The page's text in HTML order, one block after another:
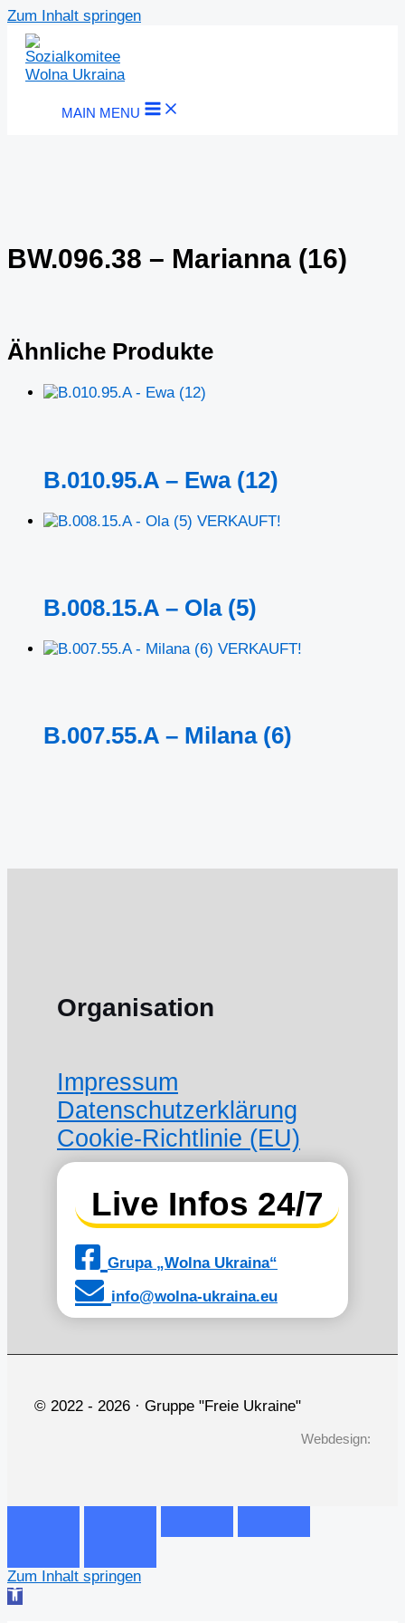
Zum Inhalt springen
MAIN MENU
BW.096.38 – Marianna (16)
Ähnliche Produkte
B.010.95.A – Ewa (12)
VERKAUFT!
B.008.15.A – Ola (5)
VERKAUFT!
B.007.55.A – Milana (6)
Organisation
Impressum
Datenschutzerklärung
Cookie-Richtlinie (EU)
Live Infos 24/7
Grupa „Wolna Ukraina“
info@wolna-ukraina.eu
© 2022 - 2026 · Gruppe "Freie Ukraine"
Webdesign:
Zum Inhalt springen
Werkzeugleiste